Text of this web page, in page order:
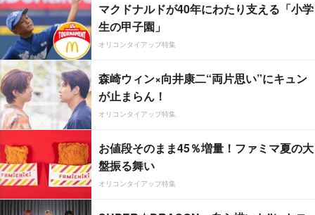
マクドナルドが40年にわたり支える「小学
生の甲子園」
オリコンタイアップ特集
森崎ウィン×向井康二“両片思い”にキュン
が止まらん！
オリコンタイアップ特集
お値段そのまま45％増量！ファミマ夏の大
盤振る舞い
オリコンタイアップ特集